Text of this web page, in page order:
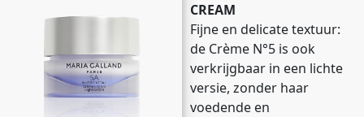
CREAM
Fijne en delicate textuur:
de Crème N°5 is ook
verkrijgbaar in een lichte
versie, zonder haar
voedende en